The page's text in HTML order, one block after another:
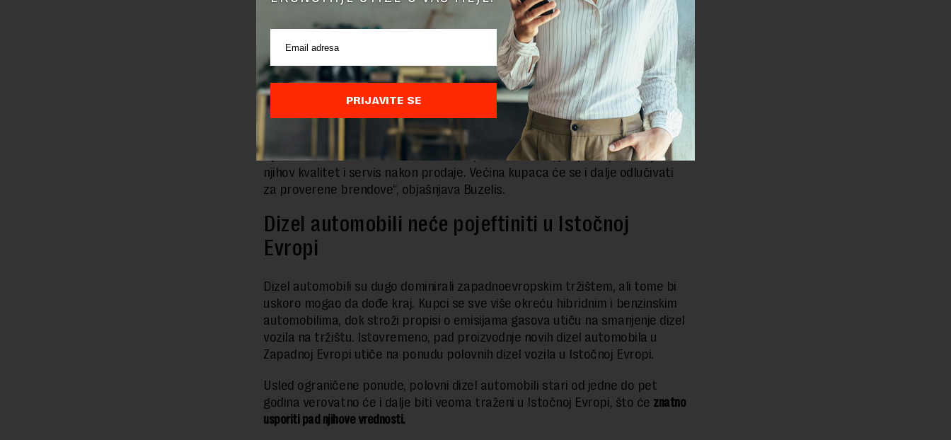
Nedovoljno razvijena javna infrastruktura za punjenje i visoki troškovi
usporavaju rast tržišta električnih vozila, i mada za njih postoji veliko
interesovanje, visoke cene vozačima predstavljaju prepreku za kupovinu. U
većini zemalja, usled nedostatka stanica za punjenje, električne automobile
najčešće kupuju oni koji ih mogu puniti kod kuće, piše carVertical.
„Potražnju za polovnim električnim vozilima takođe bi mogla znatno ugroziti
sve veća popularnost jeftinih kineskih električnih automobila u Evropi. Ipak,
nije izvesno da li će vozači želeti da kupe ove modele, jer postoje sumnje u
njihov kvalitet i servis nakon prodaje. Većina kupaca će se i dalje odlučivati
za proverene brendove“, objašnjava Buzelis.
Dizel automobili neće pojeftiniti u Istočnoj
Evropi
Dizel automobili su dugo dominirali zapadnoevropskim tržištem, ali tome bi
uskoro mogao da dođe kraj. Kupci se sve više okreću hibridnim i benzinskim
automobilima, dok stroži propisi o emisijama gasova utiču na smanjenje dizel
vozila na tržištu. Istovremeno, pad proizvodnje novih dizel automobila u
Zapadnoj Evropi utiče na ponudu polovnih dizel vozila u Istočnoj Evropi.
Usled ograničene ponude, polovni dizel automobili stari od jedne do pet
godina verovatno će i dalje biti veoma traženi u Istočnoj Evropi, što će znatno
usporiti pad njihove vrednosti.
PRIJAVITE SE